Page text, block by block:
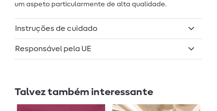
um aspeto particularmente de alta qualidade.
Instruções de cuidado
Responsável pela UE
Talvez também interessante